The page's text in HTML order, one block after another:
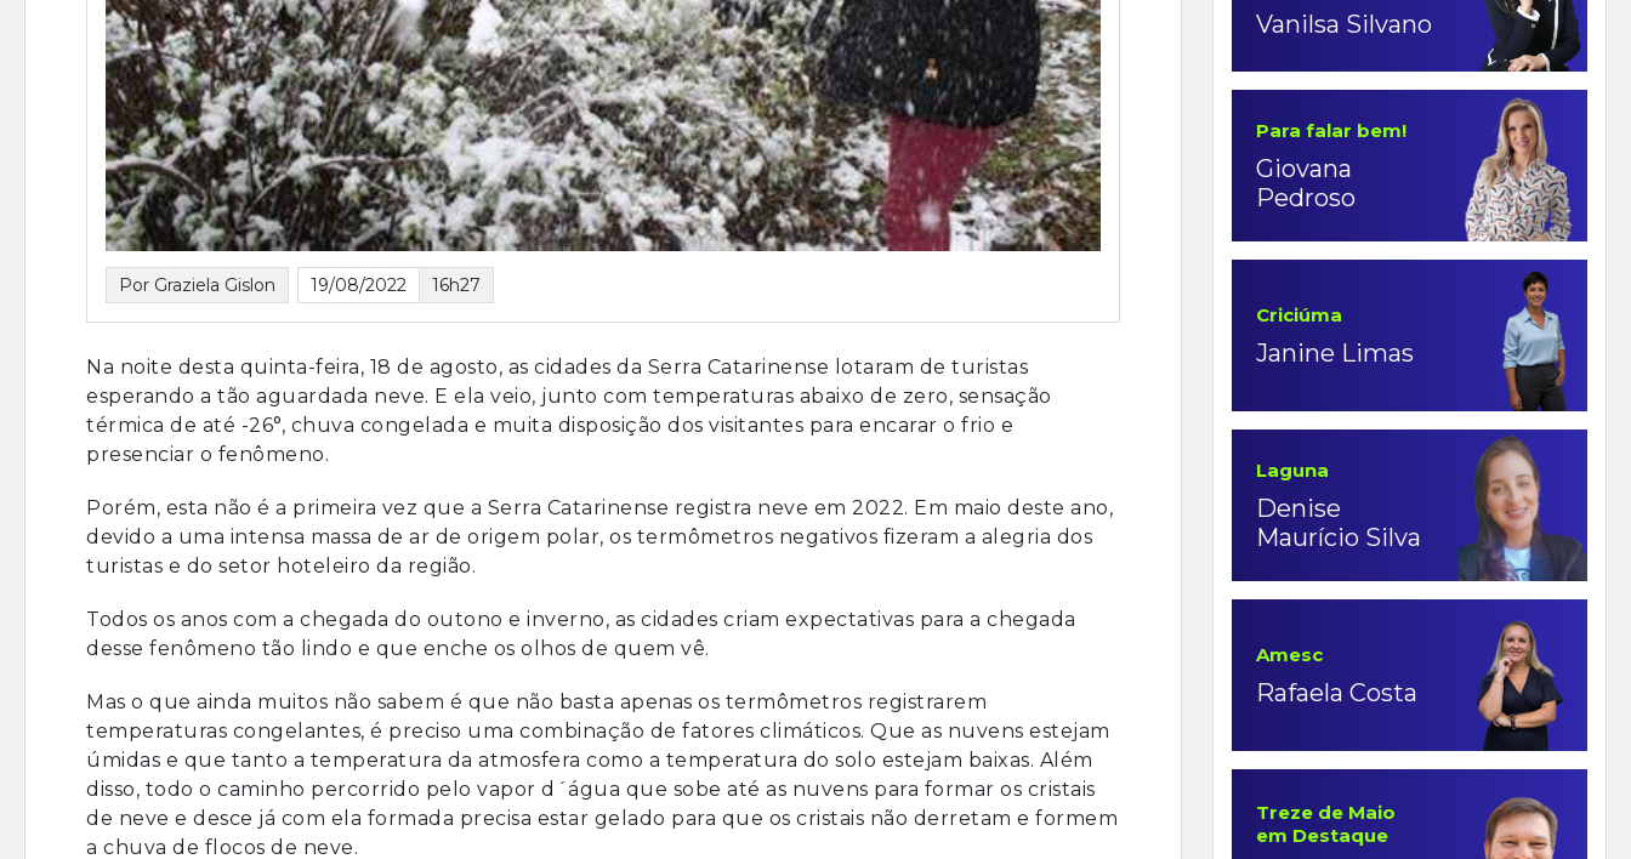
Por Graziela Gislon 19/08/2022 16h27
Na noite desta quinta-feira, 18 de agosto, as cidades da Serra Catarinense lotaram de turistas
esperando a tão aguardada neve. E ela veio, junto com temperaturas abaixo de zero, sensação
térmica de até -26°, chuva congelada e muita disposição dos visitantes para encarar o frio e
presenciar o fenômeno.
Porém, esta não é a primeira vez que a Serra Catarinense registra neve em 2022. Em maio deste ano,
devido a uma intensa massa de ar de origem polar, os termômetros negativos fizeram a alegria dos
turistas e do setor hoteleiro da região.
Todos os anos com a chegada do outono e inverno, as cidades criam expectativas para a chegada
desse fenômeno tão lindo e que enche os olhos de quem vê.
Mas o que ainda muitos não sabem é que não basta apenas os termômetros registrarem
temperaturas congelantes, é preciso uma combinação de fatores climáticos. Que as nuvens estejam
úmidas e que tanto a temperatura da atmosfera como a temperatura do solo estejam baixas. Além
disso, todo o caminho percorrido pelo vapor d´água que sobe até as nuvens para formar os cristais
de neve e desce já com ela formada precisa estar gelado para que os cristais não derretam e formem
a chuva de flocos de neve.
Vanilsa Silvano
Para falar bem!
Giovana
Pedroso
Criciúma
Janine Limas
Laguna
Denise
Maurício Silva
Amesc
Rafaela Costa
Treze de Maio
em Destaque